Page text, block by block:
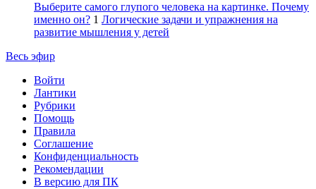
Выберите самого глупого человека на картинке. Почему
именно он? 1 Логические задачи и упражнения на
развитие мышления у детей
Весь эфир
Войти
Лантики
Рубрики
Помощь
Правила
Соглашение
Конфиденциальность
Рекомендации
В версию для ПК